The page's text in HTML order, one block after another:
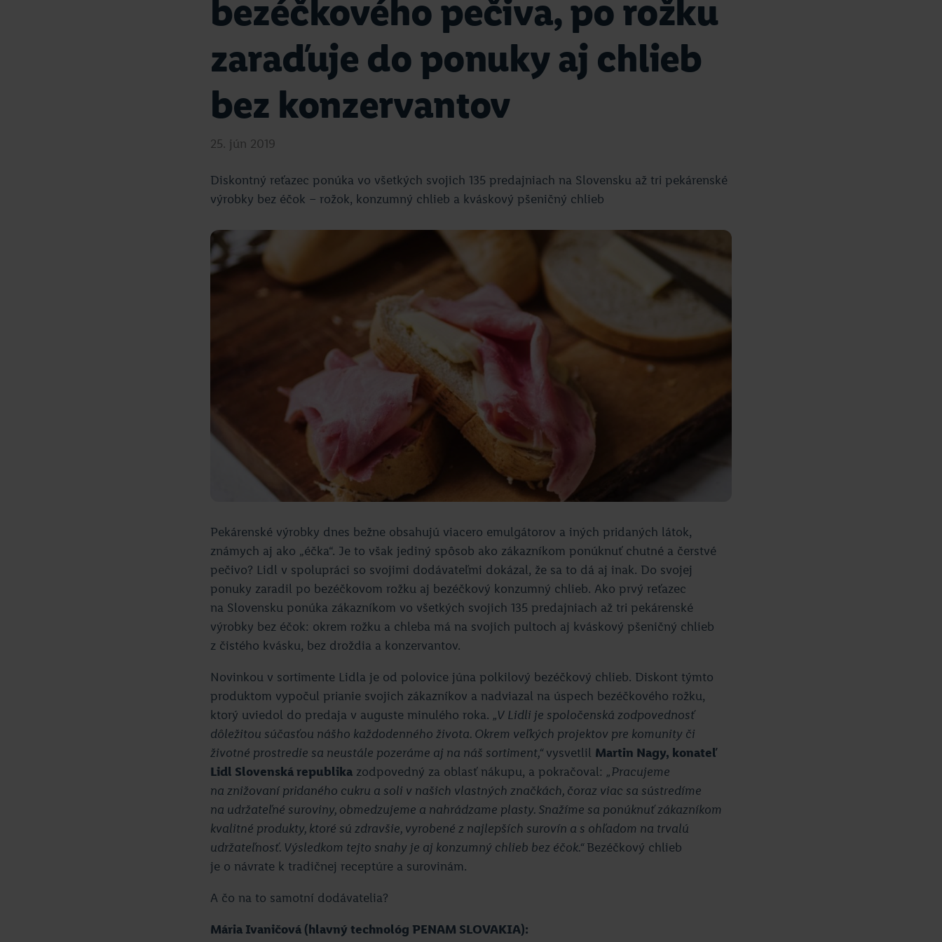
bezéčkového pečiva, po rožku
zaraďuje do ponuky aj chlieb
bez konzervantov
25. jún 2019
Diskontný reťazec ponúka vo všetkých svojich 135 predajniach na Slovensku až tri pekárenské
výrobky bez éčok – rožok, konzumný chlieb a kváskový pšeničný chlieb
Pekárenské výrobky dnes bežne obsahujú viacero emulgátorov a iných pridaných látok,
známych aj ako „éčka“. Je to však jediný spôsob ako zákazníkom ponúknuť chutné a čerstvé
pečivo? Lidl v spolupráci so svojimi dodávateľmi dokázal, že sa to dá aj inak. Do svojej
ponuky zaradil po bezéčkovom rožku aj bezéčkový konzumný chlieb. Ako prvý reťazec
na Slovensku ponúka zákazníkom vo všetkých svojich 135 predajniach až tri pekárenské
výrobky bez éčok: okrem rožku a chleba má na svojich pultoch aj kváskový pšeničný chlieb
z čistého kvásku, bez droždia a konzervantov.
Novinkou v sortimente Lidla je od polovice júna polkilový bezéčkový chlieb. Diskont týmto
produktom vypočul prianie svojich zákazníkov a nadviazal na úspech bezéčkového rožku,
ktorý uviedol do predaja v auguste minulého roka. „V Lidli je spoločenská zodpovednosť
dôležitou súčasťou nášho každodenného života. Okrem veľkých projektov pre komunity či
životné prostredie sa neustále pozeráme aj na náš sortiment,“vysvetlil Martin Nagy, konateľ
Lidl Slovenská republika zodpovedný za oblasť nákupu, a pokračoval: „Pracujeme
na znižovaní pridaného cukru a soli v našich vlastných značkách, čoraz viac sa sústredíme
na udržateľné suroviny, obmedzujeme a nahrádzame plasty. Snažíme sa ponúknuť zákazníkom
kvalitné produkty, ktoré sú zdravšie, vyrobené z najlepších surovín a s ohľadom na trvalú
udržateľnosť. Výsledkom tejto snahy je aj konzumný chlieb bez éčok.“Bezéčkový chlieb
je o návrate k tradičnej receptúre a surovinám.
A čo na to samotní dodávatelia?
Mária Ivaničová (hlavný technológ PENAM SLOVAKIA):